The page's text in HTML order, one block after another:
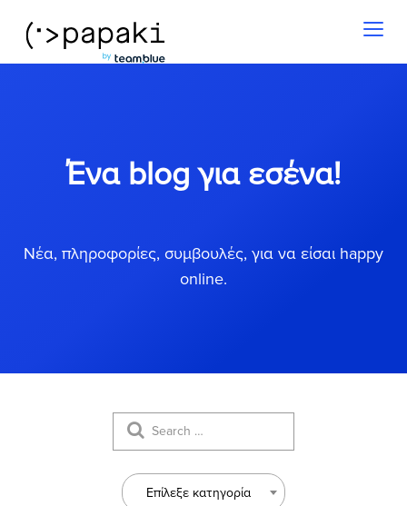
Ένα blog για εσένα!
Νέα, πληροφορίες, συμβουλές, για να είσαι happy
online.
Επίλεξε κατηγορία